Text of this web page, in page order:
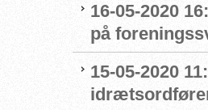
16-05-2020
på
15-05-2020